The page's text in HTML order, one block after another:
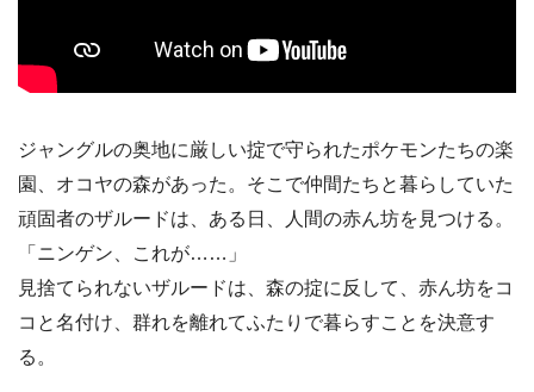
ジャングルの奥地に厳しい掟で守られたポケモンたちの楽
園、オコヤの森があった。そこで仲間たちと暮らしていた
頑固者のザルードは、ある日、人間の赤ん坊を見つける。
「ニンゲン、これが……」
見捨てられないザルードは、森の掟に反して、赤ん坊をコ
コと名付け、群れを離れてふたりで暮らすことを決意す
る。